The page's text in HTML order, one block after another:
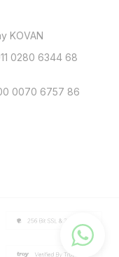
KOVAN
0280 6344 68
0070 6757 86